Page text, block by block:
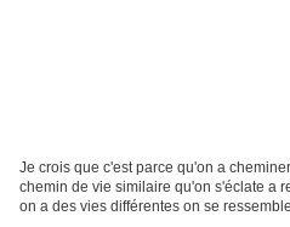
Je crois que c'est parce qu'on a
chemin de vie similaire qu'on s'éclate a
on a des vies différentes on se